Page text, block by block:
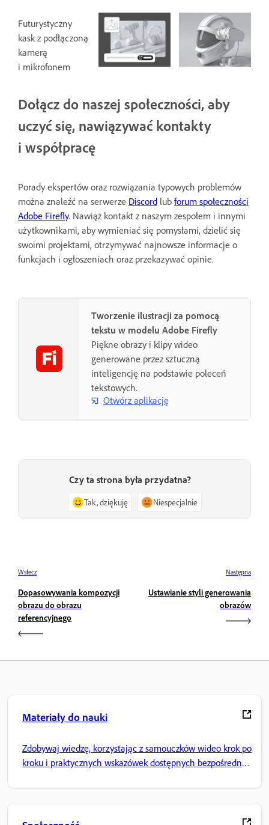
Futurystyczny
kask z podłączoną
kamerą
i mikrofonem
Dołącz do naszej społeczności, aby
uczyć się, nawiązywać kontakty
i współpracę
Porady ekspertów oraz rozwiązania typowych problemów
można znaleźć na serwerze Discord lub forum społeczności
Adobe Firefly. Nawiąż kontakt z naszym zespołem i innymi
użytkownikami, aby wymieniać się pomysłami, dzielić się
swoimi projektami, otrzymywać najnowsze informacje o
funkcjach i ogłoszeniach oraz przekazywać opinie.
Tworzenie ilustracji za pomocą
tekstu w modelu Adobe Firefly
Piękne obrazy i klipy wideo
generowane przez sztuczną
inteligencję na podstawie poleceń
tekstowych.
Otwórz aplikację
Czy ta strona była przydatna?
Tak, dziękuję Niespecjalnie
Wstecz
Dopasowywania kompozycji
obrazu do obrazu
referencyjnego
Następna
Ustawianie styli generowania
obrazów
Materiały do nauki
Zdobywaj wiedzę, korzystając z samouczków wideo krok po
kroku i praktycznych wskazówek dostępnych bezpośrednio